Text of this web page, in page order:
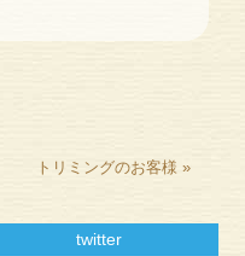
トリミングのお客様 »
twitter